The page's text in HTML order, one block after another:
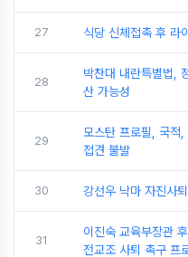
27 식당 신체접촉 후 라
28
박찬대 내란특별법,
산 가능성
29
모스탄 프로필, 국적
접견 불발
30 강선우 낙마 자진사
31
이진숙 교육부장관
전교조 사퇴 촉구 프